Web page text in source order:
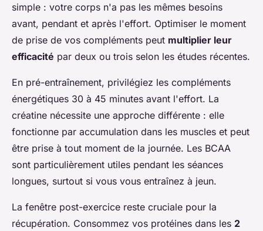
simple : votre corps n'a pas les mêmes besoins
avant, pendant et après l'effort. Optimiser le moment
de prise de vos compléments peut multiplier leur
efficacité par deux ou trois selon les études récentes.
En pré-entraînement, privilégiez les compléments
énergétiques 30 à 45 minutes avant l'effort. La
créatine nécessite une approche différente : elle
fonctionne par accumulation dans les muscles et peut
être prise à tout moment de la journée. Les BCAA
sont particulièrement utiles pendant les séances
longues, surtout si vous vous entraînez à jeun.
La fenêtre post-exercice reste cruciale pour la
récupération. Consommez vos protéines dans les 2